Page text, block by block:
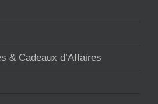
& Cadeaux d’Affaires